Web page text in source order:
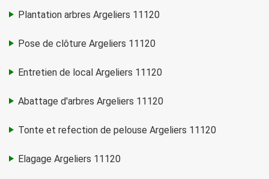
Plantation arbres Argeliers 11120
Pose de clôture Argeliers 11120
Entretien de local Argeliers 11120
Abattage d'arbres Argeliers 11120
Tonte et refection de pelouse Argeliers 11120
Elagage Argeliers 11120